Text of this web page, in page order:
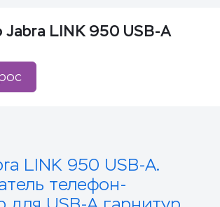
LINK 950 USB-A
LINK 950 USB-A.
телефон-